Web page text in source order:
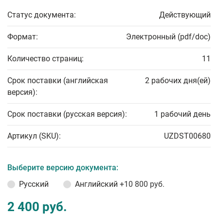
Статус документа: Действующий
Формат: Электронный (pdf/doc)
Количество страниц: 11
Срок поставки (английская
версия):
2 рабочих дня(ей)
Срок поставки (русская версия): 1 рабочий день
Артикул (SKU): UZDST00680
Выберите версию документа:
Русский
Английский +10 800 руб.
2 400 руб.